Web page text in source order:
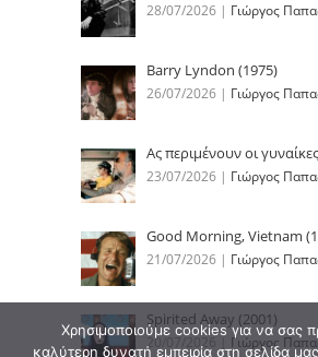
28/07/2026 | Γιώργος
Barry Lyndon (1975)
26/07/2026 | Γιώργος
Ας περιμένουν οι
23/07/2026 | Γιώργος
Good Morning, Vietnam
21/07/2026 | Γιώργος
Spirited Away (2001)
20/07/2026 | Γιώργος
Χρησιμοποιούμε cookies για να σας
καλύτερη δυνατή εμπειρία στη σελίδα